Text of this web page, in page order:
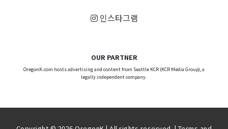
인스타그램
OUR PARTNER
OregonK.com hosts advertising and content from Seattle KCR (KCR Media Group), a
legally independent company.